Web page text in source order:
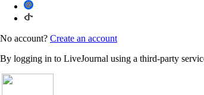
No account? Create an account
By logging in to LiveJournal using a third-party